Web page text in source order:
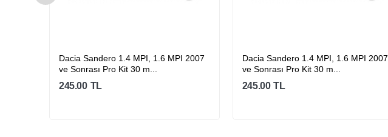
Dacia Sandero 1.4 MPI, 1.6 MPI 2007
ve Sonrası Pro Kit 30 m...
245.00 TL
Dacia Sandero 1.4 MPI, 1.6 MPI 2007
ve Sonrası Pro Kit 30 m...
245.00 TL